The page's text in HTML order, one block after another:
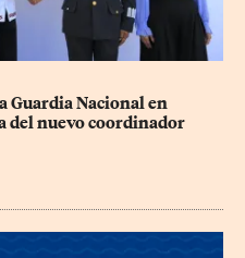
Guardia Nacional en
del nuevo coordinador